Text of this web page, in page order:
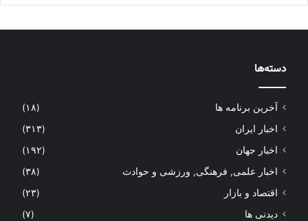
دسته‌ها
آخرین برنامه ها
(۱۸)
اخبار ایران
(۳۱۳)
اخبار جهان
(۱۹۲)
اخبار علمی, فرهنگی, ورزشی و حوادث
(۳۸)
اقتصاد و بازار
(۲۳)
دیدنی ها
(۷)